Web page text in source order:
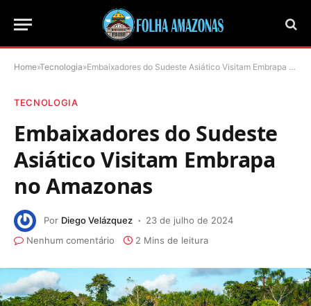
Home»Tecnologia»Embaixadores do Sudeste Asiático Visitam Embrapa no Amazonas
TECNOLOGIA
Embaixadores do Sudeste
Asiático Visitam Embrapa
no Amazonas
Por Diego Velázquez
23 de julho de 2024
Nenhum comentário
2 Mins de leitura